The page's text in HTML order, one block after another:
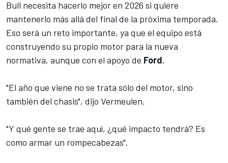
Bull necesita hacerlo mejor en 2026 si quiere
mantenerlo más allá del final de la próxima temporada.
Eso será un reto importante, ya que el equipo está
construyendo su propio motor para la nueva
normativa, aunque con el apoyo de Ford.
"El año que viene no se trata sólo del motor, sino
también del chasis", dijo Vermeulen.
"Y qué gente se trae aquí, ¿qué impacto tendrá? Es
como armar un rompecabezas".